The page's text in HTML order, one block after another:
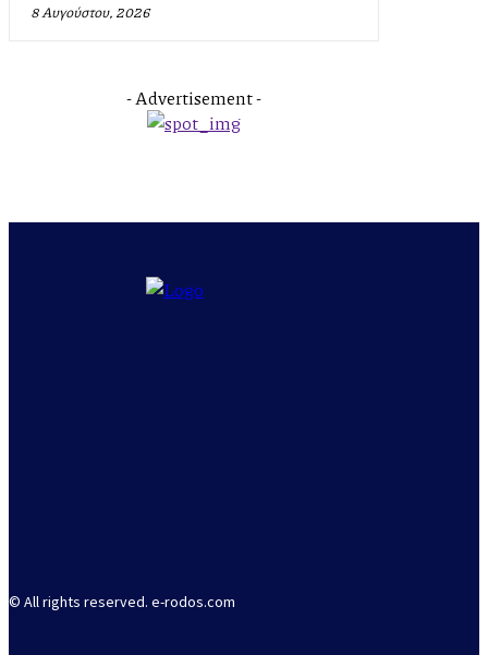
8 Αυγούστου, 2026
- Advertisement -
© All rights reserved. e-rodos.com